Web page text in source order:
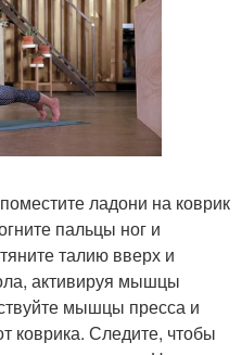
ладони на коврик
пальцы ног и
талию вверх и
активируя мышцы
мышцы пресса и
коврика. Следите, чтобы